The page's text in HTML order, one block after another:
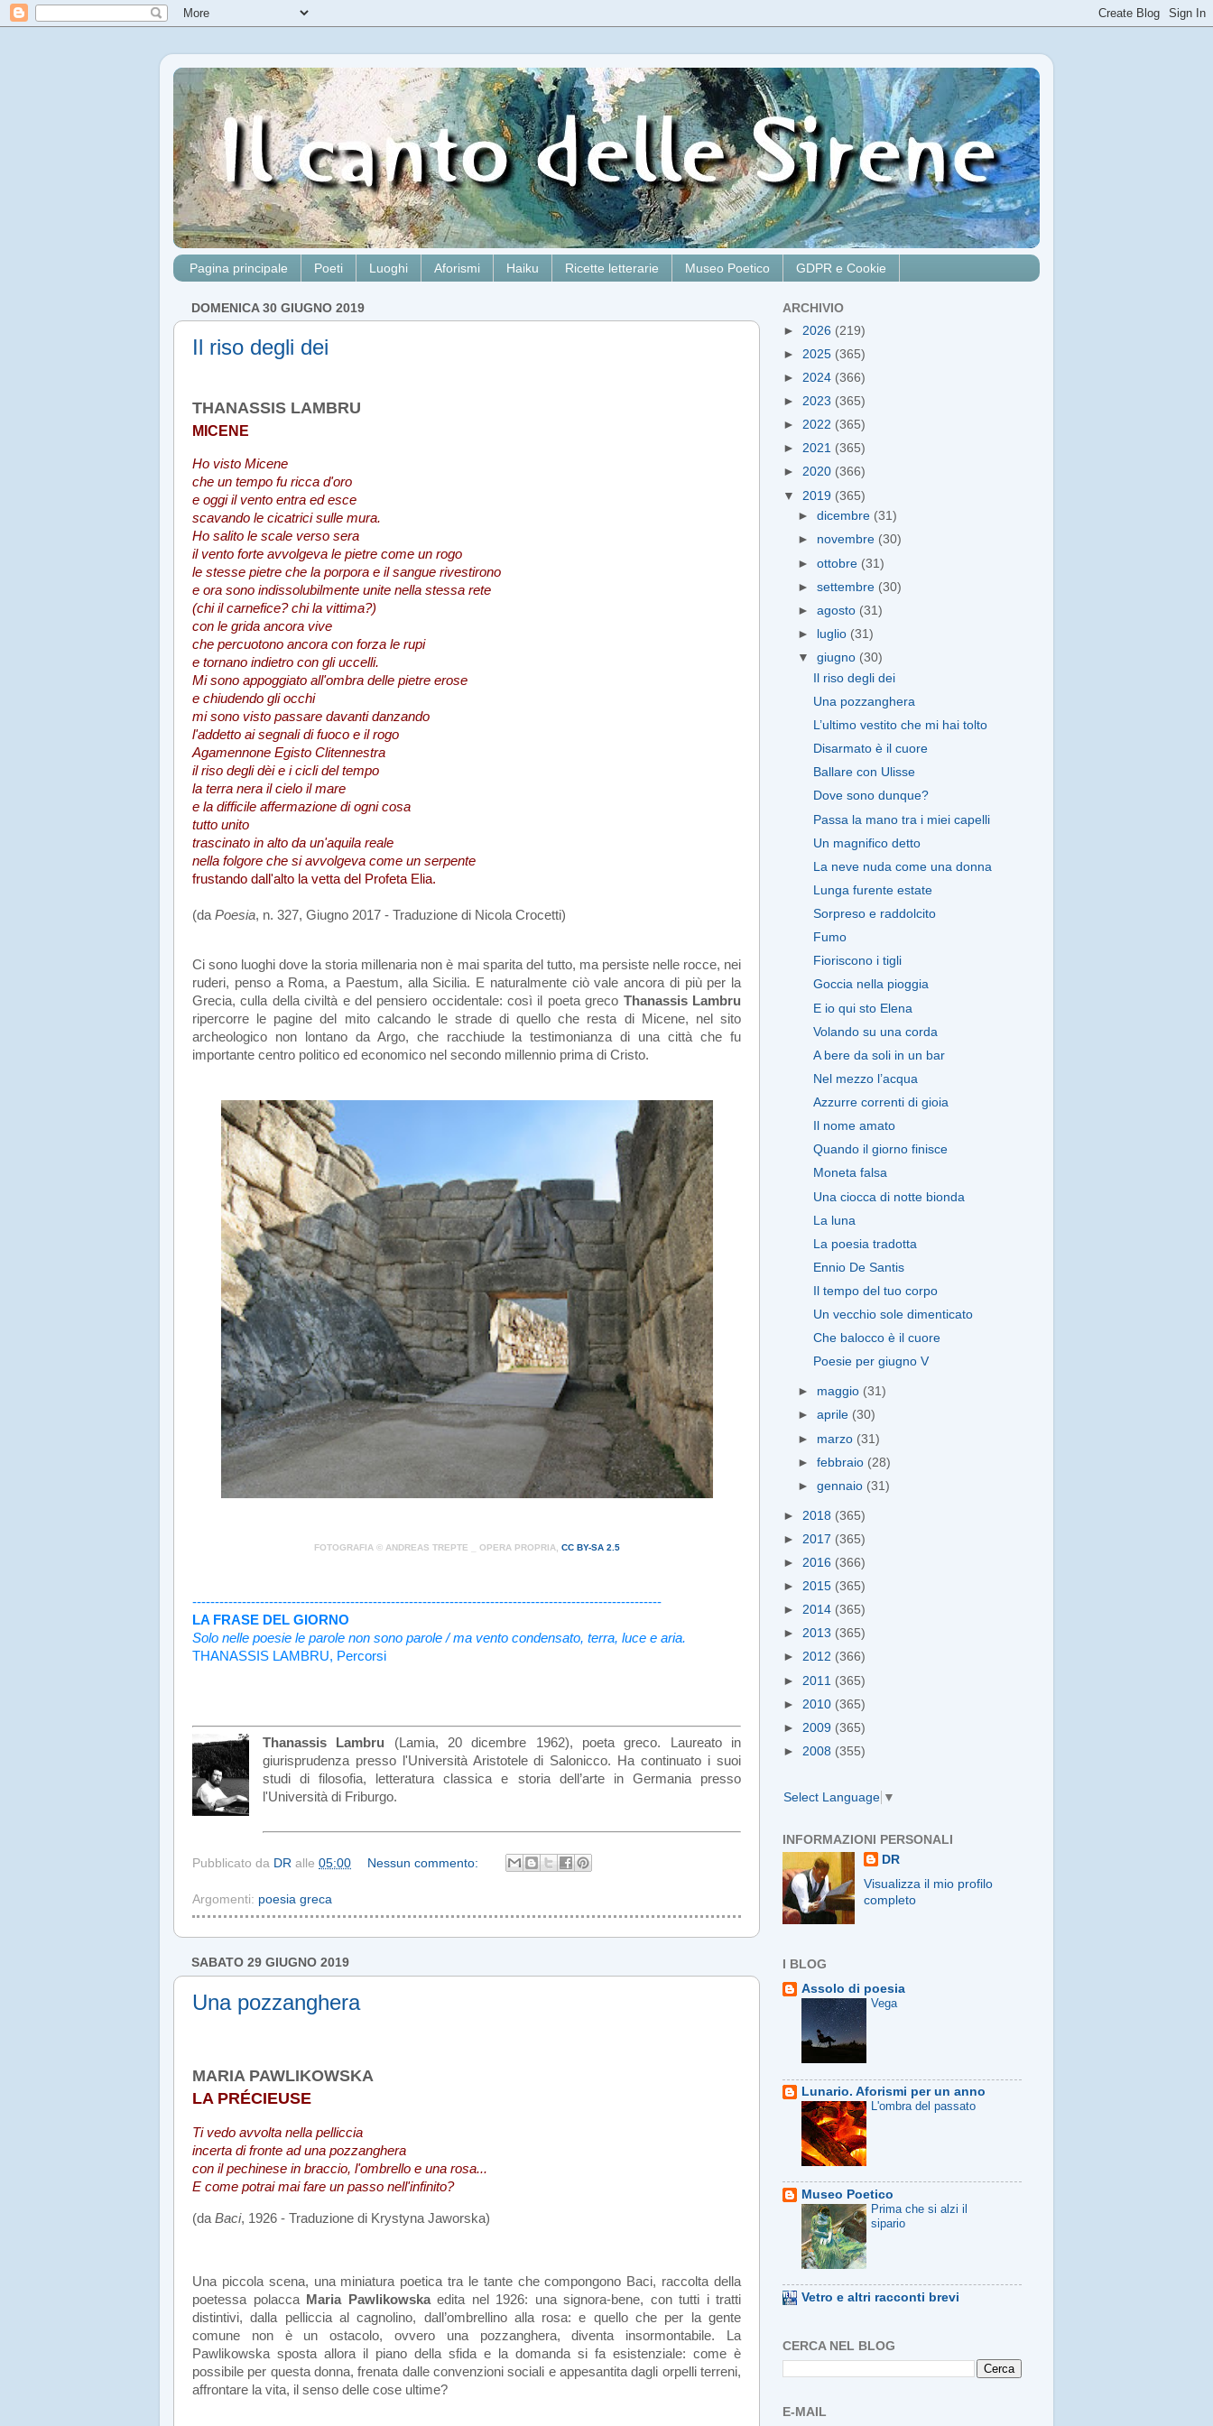
Pagina principale Poeti Luoghi Aforismi Haiku Ricette letterarie Museo Poetico GDPR e Cookie
DOMENICA 30 GIUGNO 2019
Il riso degli dei
THANASSIS LAMBRU
MICENE
Ho visto Micene
che un tempo fu ricca d'oro
e oggi il vento entra ed esce
scavando le cicatrici sulle mura.
Ho salito le scale verso sera
il vento forte avvolgeva le pietre come un rogo
le stesse pietre che la porpora e il sangue rivestirono
e ora sono indissolubilmente unite nella stessa rete
(chi il carnefice? chi la vittima?)
con le grida ancora vive
che percuotono ancora con forza le rupi
e tornano indietro con gli uccelli.
Mi sono appoggiato all'ombra delle pietre erose
e chiudendo gli occhi
mi sono visto passare davanti danzando
l'addetto ai segnali di fuoco e il rogo
Agamennone Egisto Clitennestra
il riso degli dèi e i cicli del tempo
la terra nera il cielo il mare
e la difficile affermazione di ogni cosa
tutto unito
trascinato in alto da un'aquila reale
nella folgore che si avvolgeva come un serpente
frustando dall'alto la vetta del Profeta Elia.
(daPoesia, n. 327, Giugno 2017 - Traduzione di Nicola Crocetti)
Ci sono luoghi dove la storia millenaria non è mai sparita del tutto, ma persiste nelle rocce, nei
ruderi, penso a Roma, a Paestum, alla Sicilia. E naturalmente ciò vale ancora di più per la
Grecia, culla della civiltà e del pensiero occidentale: così il poeta greco Thanassis Lambru
ripercorre le pagine del mito calcando le strade di quello che resta di Micene, nel sito
archeologico non lontano da Argo, che racchiude la testimonianza di una città che fu
importante centro politico ed economico nel secondo millennio prima di Cristo.
FOTOGRAFIA © ANDREAS TREPTE _ OPERA PROPRIA, CC BY-SA 2.5
--------------------------------------------------------------------------------------------------------
LA FRASE DEL GIORNO
Solo nelle poesie le parole non sono parole / ma vento condensato, terra, luce e aria.
THANASSIS LAMBRU, Percorsi
Thanassis Lambru (Lamia, 20 dicembre 1962), poeta greco. Laureato in
giurisprudenza presso l'Università Aristotele di Salonicco. Ha continuato i suoi
studi di filosofia, letteratura classica e storia dell’arte in Germania presso
l'Università di Friburgo.
Pubblicato da DR alle 05:00 Nessun commento:
Argomenti: poesia greca
SABATO 29 GIUGNO 2019
Una pozzanghera
MARIA PAWLIKOWSKA
LA PRÉCIEUSE
Ti vedo avvolta nella pelliccia
incerta di fronte ad una pozzanghera
con il pechinese in braccio, l'ombrello e una rosa...
E come potrai mai fare un passo nell'infinito?
(da Baci, 1926 - Traduzione di Krystyna Jaworska)
Una piccola scena, una miniatura poetica tra le tante che compongono Baci, raccolta della
poetessa polaccaMaria Pawlikowskaedita nel 1926: una signora-bene, con tutti i tratti
distintivi, dalla pelliccia al cagnolino, dall’ombrellino alla rosa: e quello che per la gente
comune non è un ostacolo, ovvero una pozzanghera, diventa insormontabile. La
Pawlikowska sposta allora il piano della sfida e la domanda si fa esistenziale: come è
possibile per questa donna, frenata dalle convenzioni sociali e appesantita dagli orpelli terreni,
affrontare la vita, il senso delle cose ultime?
ARCHIVIO
► 2026 (219)
► 2025 (365)
► 2024 (366)
► 2023 (365)
► 2022 (365)
► 2021 (365)
► 2020 (366)
▼ 2019 (365)
►dicembre (31)
► novembre (30)
►ottobre (31)
►settembre (30)
►agosto (31)
►
luglio (31)
▼giugno (30)
Il riso degli dei
Una pozzanghera
L’ultimo vestito che mi hai tolto
Disarmato è il cuore
Ballare con Ulisse
Dove sono dunque?
Passa la mano tra i miei capelli
Un magnifico detto
La neve nuda come una donna
Lunga furente estate
Sorpreso e raddolcito
Fumo
Fioriscono i tigli
Goccia nella pioggia
E io qui sto Elena
Volando su una corda
A bere da soli in un bar
Nel mezzo l’acqua
Azzurre correnti di gioia
Il nome amato
Quando il giorno finisce
Moneta falsa
Una ciocca di notte bionda
La luna
La poesia tradotta
Ennio De Santis
Il tempo del tuo corpo
Un vecchio sole dimenticato
Che balocco è il cuore
Poesie per giugno V
► maggio (31)
►aprile (30)
► marzo (31)
►febbraio (28)
►gennaio (31)
► 2018 (365)
► 2017 (365)
► 2016 (366)
► 2015 (365)
► 2014 (365)
► 2013 (365)
► 2012 (366)
► 2011 (365)
► 2010 (365)
► 2009 (365)
► 2008 (355)
Select Language ▼
INFORMAZIONI PERSONALI
DR
Visualizza il mio profilo
completo
I BLOG
Assolo di poesia
Vega
Lunario. Aforismi per un anno
L'ombra del passato
Museo Poetico
Prima che si alzi il
sipario
Vetro e altri racconti brevi
CERCA NEL BLOG
E-MAIL